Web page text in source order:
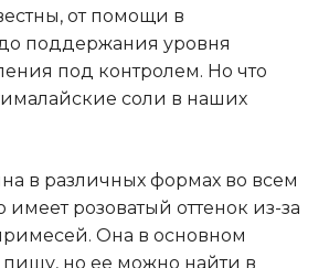
от помощи в
поддержания уровня
под контролем. Но что
соли в наших
в различных формах во всем
имеет розоватый оттенок из-за
Она в основном
пищу, но ее можно найти в